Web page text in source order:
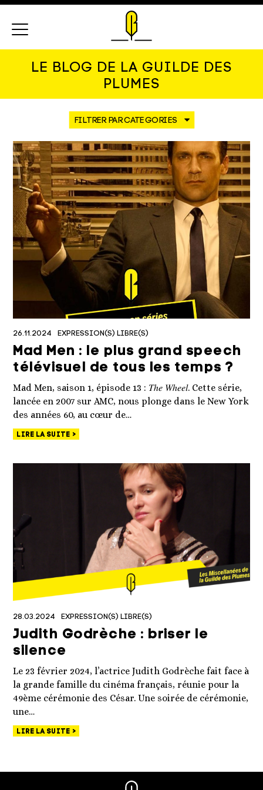
LE BLOG DE LA GUILDE DES
PLUMES
26.11.2024 EXPRESSION(S) LIBRE(S)
Mad Men : le plus grand speech
télévisuel de tous les temps ?
Mad Men, saison 1, épisode 13 : 𝑇ℎ𝑒 𝑊ℎ𝑒𝑒𝑙. Cette série,
lancée en 2007 sur AMC, nous plonge dans le New York
des années 60, au cœur de…
LIRE LA SUITE
28.03.2024 EXPRESSION(S) LIBRE(S)
Judith Godrèche : briser le
silence
Le 23 février 2024, l’actrice Judith Godrèche fait face à
la grande famille du cinéma français, réunie pour la
49ème cérémonie des César. Une soirée de cérémonie,
une…
LIRE LA SUITE